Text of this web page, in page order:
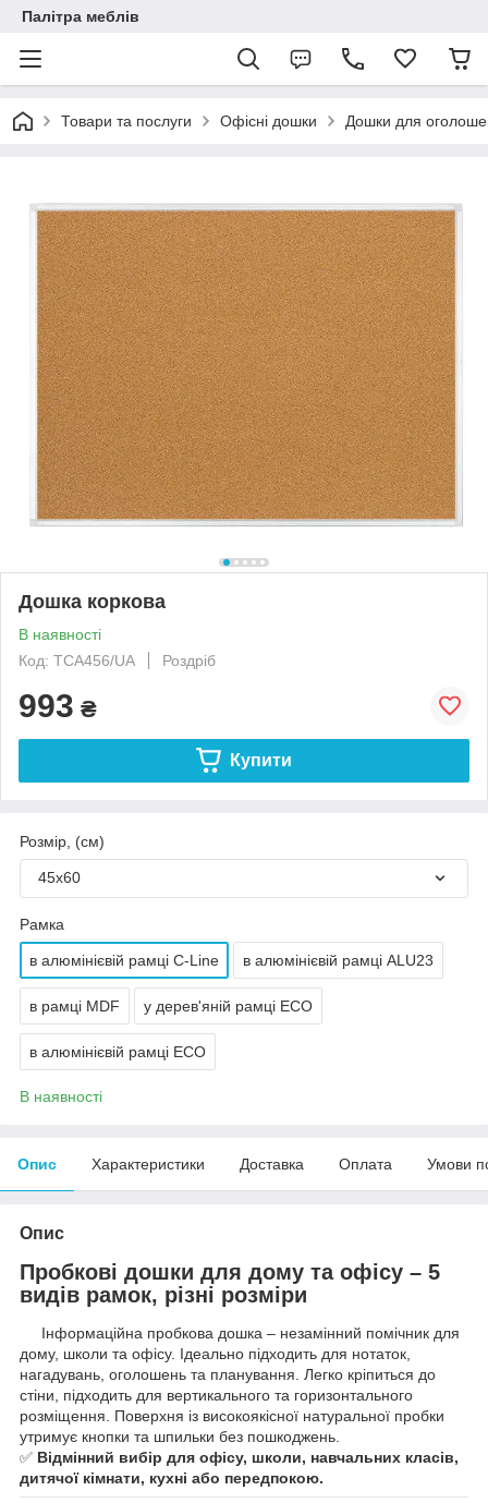
Палітра меблів
Товари та послуги Офісні дошки Дошки для
Дошка коркова
В наявності
Код: TCA456/UA
Роздріб
993 ₴
Купити
Розмір, (см)
45х60
Рамка
в алюмінієвій рамці С-Line в алюмінієвій рамці ALU23
в рамці MDF у дерев'яній рамці ECO
в алюмінієвій рамці ECO
В наявності
Опис Характеристики Доставка Оплата Умови
Опис
Пробкові дошки для дому та офісу – 5
видів рамок, різні розміри
Інформаційна пробкова дошка – незамінний помічник для
дому, школи та офісу. Ідеально підходить для нотаток,
нагадувань, оголошень та планування. Легко кріпиться до
стіни, підходить для вертикального та горизонтального
розміщення. Поверхня із високоякісної натуральної пробки
утримує кнопки та шпильки без пошкоджень.
✅ Відмінний вибір для офісу, школи, навчальних класів,
дитячої кімнати, кухні або передпокою.